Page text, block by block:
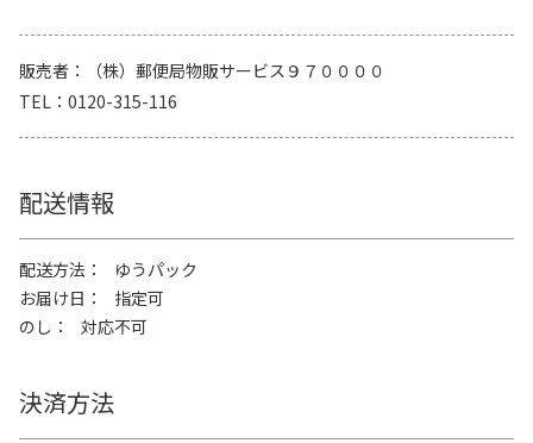
販売者
（株）郵便局物販サービス９７００００
TEL
0120-315-116
配送情報
配送方法
ゆうパック
お届け日
指定可
のし
対応不可
決済方法